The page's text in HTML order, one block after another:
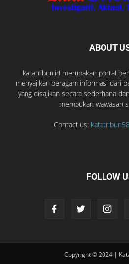
ABOUT
katatribun.id merupakan portal
menyajikan beragam informasi dari
yang disajikan secara sederhana
membukan wawasan
Contact us:
FOLLOW
Copyright © 2024 |